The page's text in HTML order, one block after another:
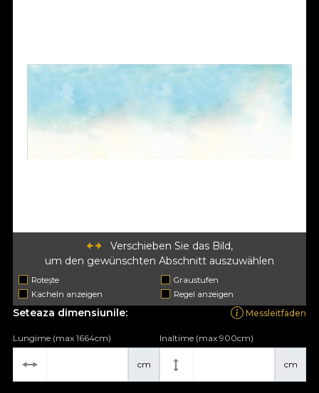
Verschieben Sie das Bild,
um den gewünschten Abschnitt auszuwählen
Rotește
Graustufen
Kacheln anzeigen
Regel anzeigen
Seteaza dimensiunile: Messleitfaden
cm
Lungime (max 1664cm)
cm
Inaltime (max 900cm)